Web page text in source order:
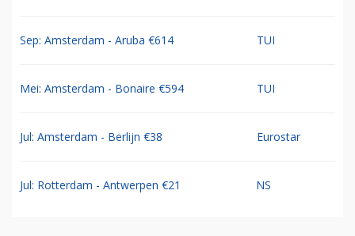
Sep: Amsterdam - Aruba €614 TUI
Mei: Amsterdam - Bonaire €594 TUI
Jul: Amsterdam - Berlijn €38 Eurostar
Jul: Rotterdam - Antwerpen €21 NS